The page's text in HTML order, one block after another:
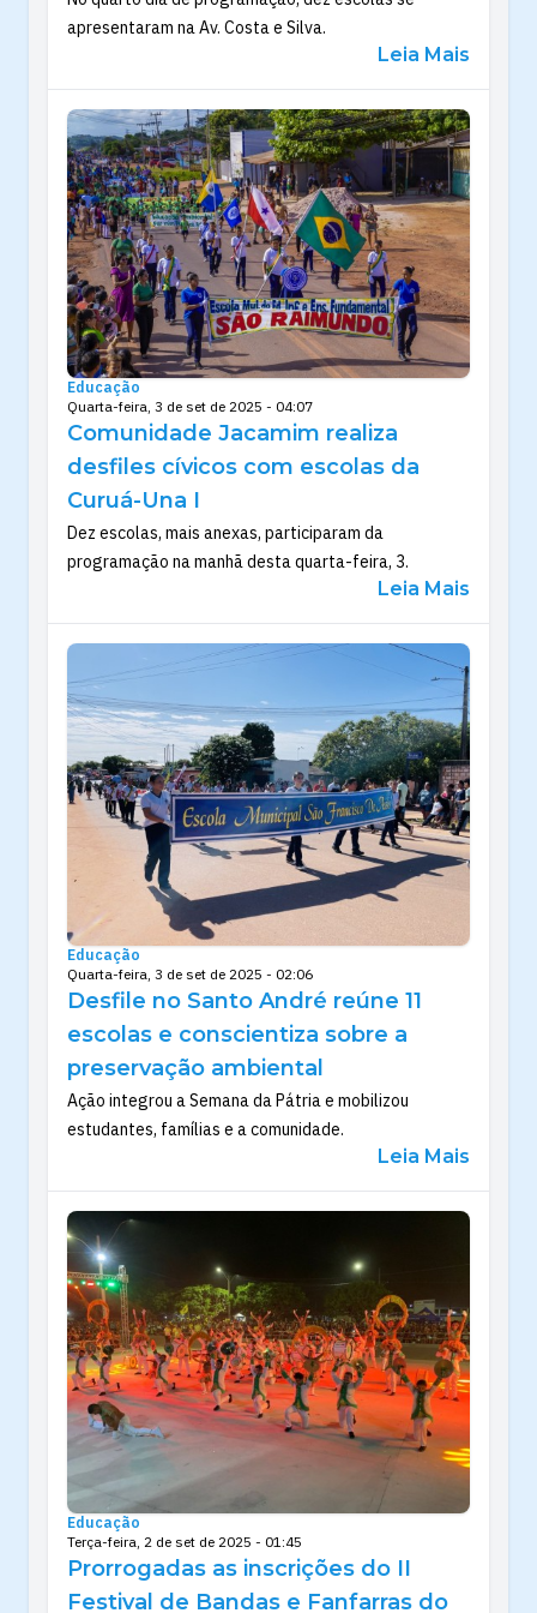
apresentaram na Av. Costa e Silva.
Leia Mais
Educação
Quarta-feira, 3 de set de 2025 - 04:07
Comunidade Jacamim realiza
desfiles cívicos com escolas da
Curuá-Una I
Dez escolas, mais anexas, participaram da
programação na manhã desta quarta-feira, 3.
Leia Mais
Educação
Quarta-feira, 3 de set de 2025 - 02:06
Desfile no Santo André reúne 11
escolas e conscientiza sobre a
preservação ambiental
Ação integrou a Semana da Pátria e mobilizou
estudantes, famílias e a comunidade.
Leia Mais
Educação
Terça-feira, 2 de set de 2025 - 01:45
Prorrogadas as inscrições do II
Festival de Bandas e Fanfarras do